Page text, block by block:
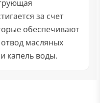
за счет
обеспечивают
масляных
капель воды.